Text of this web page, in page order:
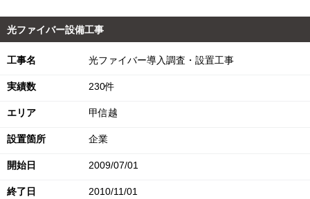
光ファイバー設備工事
工事名 光ファイバー導入調査・設置工事
実績数 230件
エリア 甲信越
設置箇所 企業
開始日 2009/07/01
終了日 2010/11/01